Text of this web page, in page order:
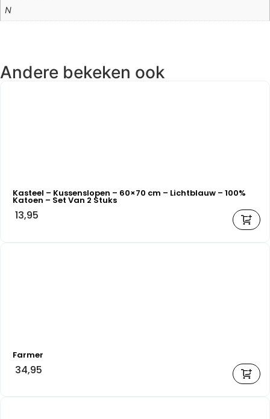
N
Andere bekeken ook
Kasteel – Kussenslopen – 60×70 cm – Lichtblauw – 100%
Katoen – Set Van 2 Stuks
13,95
Farmer
34,95